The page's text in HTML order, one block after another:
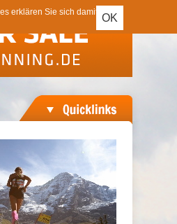
OK
erklären Sie sich damit